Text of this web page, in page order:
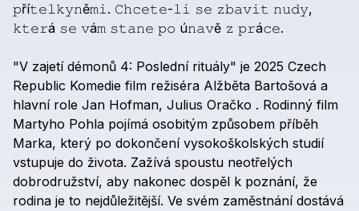
𝚙ří𝚝𝚎𝚕𝚔𝚢𝚗ě𝚖𝚒. 𝙲𝚑𝚌𝚎𝚝𝚎-𝚕𝚒 𝚜𝚎 𝚣𝚋𝚊𝚟𝚒𝚝 𝚗𝚞𝚍𝚢,
𝚔𝚝𝚎𝚛á 𝚜𝚎 𝚟á𝚖 𝚜𝚝𝚊𝚗𝚎 𝚙𝚘 ú𝚗𝚊𝚟ě 𝚣 𝚙𝚛á𝚌𝚎.
"V zajetí démonů 4: Poslední rituály" je 2025 Czech
Republic Komedie film režiséra Alžběta Bartošová a
hlavní role Jan Hofman, Julius Oračko . Rodinný film
Martyho Pohla pojímá osobitým způsobem příběh
Marka, který po dokončení vysokoškolských studií
vstupuje do života. Zažívá spoustu neotřelých
dobrodružství, aby nakonec dospěl k poznání, že
rodina je to nejdůležitější. Ve svém zaměstnání dostává